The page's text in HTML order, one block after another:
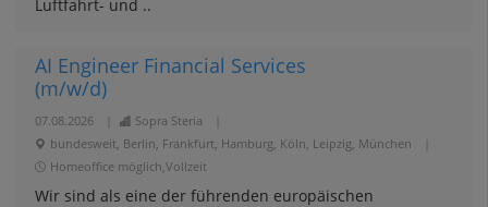
Luftfahrt- und ..
AI Engineer Financial Services
(m/w/d)
07.08.2026 Sopra Steria
bundesweit, Berlin, Frankfurt, Hamburg, Köln, Leipzig, München
Homeoffice möglich,Vollzeit
Wir sind als eine der führenden europäischen